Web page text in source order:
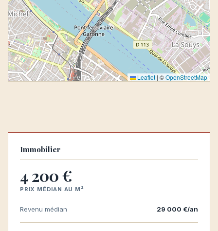
Leaflet | ©OpenStreetMap
Immobilier
4 200 €
PRIX MÉDIAN AU M²
Revenu médian 29 000 €/an